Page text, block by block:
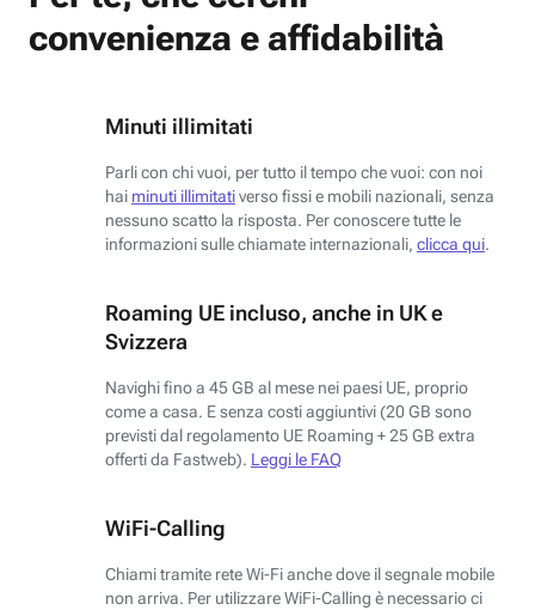
convenienza e affidabilità
Minuti illimitati
Parli con chi vuoi, per tutto il tempo che vuoi: con noi
hai minuti illimitativerso fissi e mobili nazionali, senza
nessuno scatto la risposta. Per conoscere tutte le
informazioni sulle chiamate internazionali, clicca qui.
Roaming UE incluso, anche in UK e
Svizzera
Navighi fino a 45 GB al mese nei paesi UE, proprio
come a casa. E senza costi aggiuntivi (20 GB sono
previsti dal regolamento UE Roaming + 25 GB extra
offerti da Fastweb). Leggi le FAQ
WiFi-Calling
Chiami tramite rete Wi-Fi anche dove il segnale mobile
non arriva. Per utilizzare WiFi-Calling è necessario ci